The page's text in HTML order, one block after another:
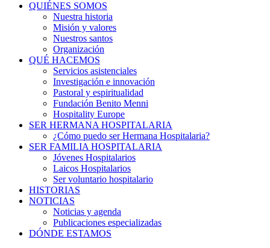
QUIÉNES SOMOS
Nuestra historia
Misión y valores
Nuestros santos
Organización
QUÉ HACEMOS
Servicios asistenciales
Investigación e innovación
Pastoral y espiritualidad
Fundación Benito Menni
Hospitality Europe
SER HERMANA HOSPITALARIA
¿Cómo puedo ser Hermana Hospitalaria?
SER FAMILIA HOSPITALARIA
Jóvenes Hospitalarios
Laicos Hospitalarios
Ser voluntario hospitalario
HISTORIAS
NOTICIAS
Noticias y agenda
Publicaciones especializadas
DÓNDE ESTAMOS